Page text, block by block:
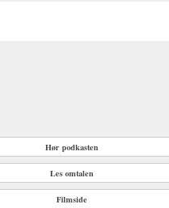
Hør podkasten
Les omtalen
Filmside